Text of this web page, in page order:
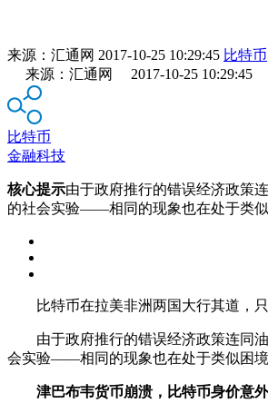
来源： 汇通网 2017-10-25 10:29:45 比特币
来源：汇通网 2017-10-25 10:29:45
比特币
金融科技
核心提示由于政府推行的错误经济政策
的社会实验——相同的现象也在处于类似
比特币在拉美非洲两国大行其道，只
由于政府推行的错误经济政策连同油
会实验——相同的现象也在处于类似困境
津巴布韦货币崩溃，比特币身价意